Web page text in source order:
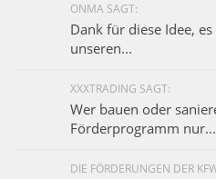
ONMA SAGT:
Dank für diese Idee,
unseren...
XXXTRADING SAGT:
Wer bauen oder
Förderprogramm nur...
DIE FÖRDERUNGEN DER